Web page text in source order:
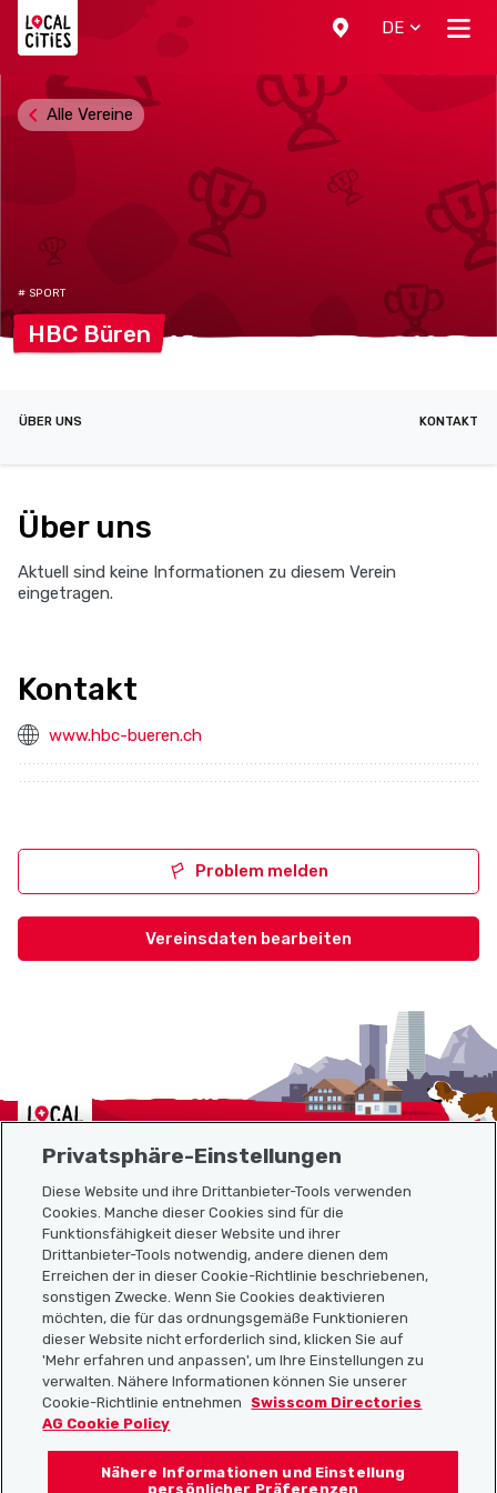
DE
# SPORT
HBC Büren
Alle Vereine
ÜBER UNS KONTAKT
Über uns
Aktuell sind keine Informationen zu diesem Verein
eingetragen.
Kontakt
www.hbc-bueren.ch
Problem melden
Vereinsdaten bearbeiten
Localcities
Sitemap
Nützliche Links
Localcities App herunterladen
Folgt uns auf:
Privatsphäre-Einstellungen
Diese Website und ihre Drittanbieter-Tools verwenden
Cookies. Manche dieser Cookies sind für die
Funktionsfähigkeit dieser Website und ihrer
Drittanbieter-Tools notwendig, andere dienen dem
Erreichen der in dieser Cookie-Richtlinie beschriebenen,
sonstigen Zwecke. Wenn Sie Cookies deaktivieren
möchten, die für das ordnungsgemäße Funktionieren
dieser Website nicht erforderlich sind, klicken Sie auf
'Mehr erfahren und anpassen', um Ihre Einstellungen zu
verwalten. Nähere Informationen können Sie unserer
Cookie-Richtlinie entnehmen
Swisscom Directories
AG Cookie Policy
Nähere Informationen und Einstellung
persönlicher Präferenzen